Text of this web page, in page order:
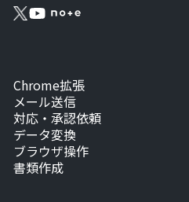
Chrome拡張
メール送信
対応・承認依頼
データ変換
ブラウザ操作
書類作成